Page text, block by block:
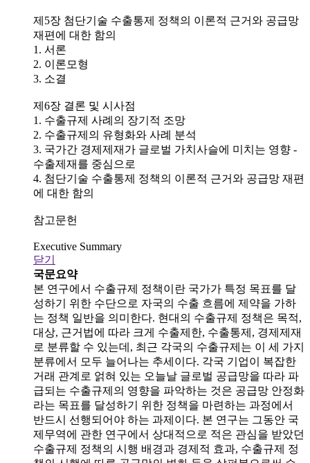
제5장 첨단기술 수출통제 정책의 이론적 근거와 공급망
재편에 대한 함의
1. 서론
2. 이론모형
3. 소결
제6장 결론 및 시사점
1. 수출규제 사례의 장기적 조망
2. 수출규제의 유형화와 사례 분석
3. 국가간 경제제재가 글로벌 가치사슬에 미치는 영향 -
수출제재를 중심으로
4. 첨단기술 수출통제 정책의 이론적 근거와 공급망 재편
에 대한 함의
참고문헌
Executive Summary
닫기
국문요약
본 연구에서 수출규제 정책이란 국가가 특정 목표를 달
성하기 위한 수단으로 자국의 수출 흐름에 제약을 가하
는 정책 일반을 의미한다. 현대의 수출규제 정책은 목적,
대상, 근거법에 따라 크게 수출제한, 수출통제, 경제제재
로 분류할 수 있는데, 최근 각국의 수출규제는 이 세 가지
분류에서 모두 늘어나는 추세이다. 각국 기업이 복잡한
거래 관계로 얽혀 있는 오늘날 글로벌 공급망을 따라 파
급되는 수출규제의 영향을 파악하는 것은 공급망 안정화
라는 목표를 달성하기 위한 정책을 마련하는 과정에서
반드시 선행되어야 하는 과제이다. 본 연구는 그동안 국
제무역에 관한 연구에서 상대적으로 적은 관심을 받았던
수출규제 정책의 시행 배경과 경제적 효과, 수출규제 정